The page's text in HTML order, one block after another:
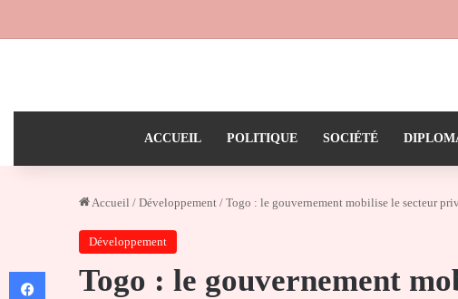
ACCUEIL POLITIQUE SOCIÉTÉ
Accueil / Développement / Togo : le gouvernement mobilise le secteur
Développement
Togo : le gouvernement
Facebook